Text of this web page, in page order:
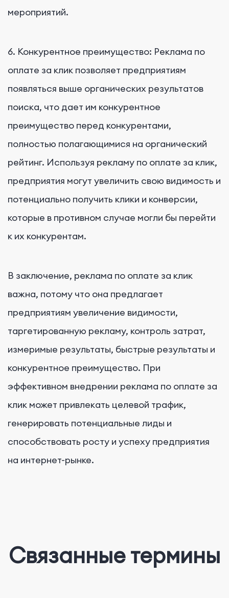
мероприятий.
6. Конкурентное преимущество: Реклама по
оплате за клик позволяет предприятиям
появляться выше органических результатов
поиска, что дает им конкурентное
преимущество перед конкурентами,
полностью полагающимися на органический
рейтинг. Используя рекламу по оплате за клик,
предприятия могут увеличить свою видимость и
потенциально получить клики и конверсии,
которые в противном случае могли бы перейти
к их конкурентам.
В заключение, реклама по оплате за клик
важна, потому что она предлагает
предприятиям увеличение видимости,
таргетированную рекламу, контроль затрат,
измеримые результаты, быстрые результаты и
конкурентное преимущество. При
эффективном внедрении реклама по оплате за
клик может привлекать целевой трафик,
генерировать потенциальные лиды и
способствовать росту и успеху предприятия
на интернет-рынке.
Связанные термины